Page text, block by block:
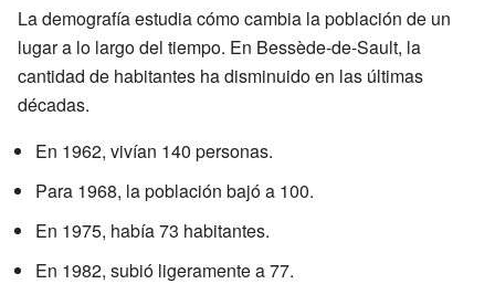
La demografía estudia cómo cambia la población de un
lugar a lo largo del tiempo. En Bessède-de-Sault, la
cantidad de habitantes ha disminuido en las últimas
décadas.
En 1962, vivían 140 personas.
Para 1968, la población bajó a 100.
En 1975, había 73 habitantes.
En 1982, subió ligeramente a 77.